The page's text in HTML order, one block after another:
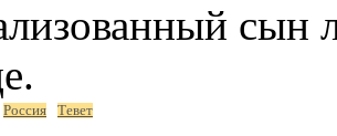
сын
Россия Тевет